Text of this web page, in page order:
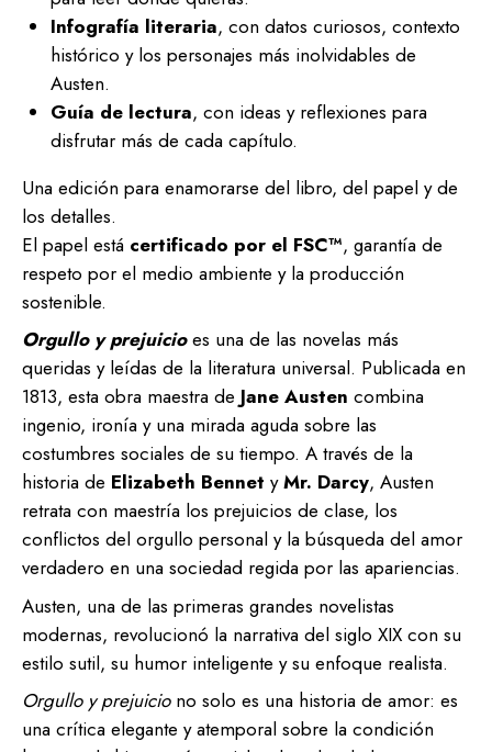
Infografía literaria, con datos curiosos, contexto
histórico y los personajes más inolvidables de
Austen.
Guía de lectura, con ideas y reflexiones para
disfrutar más de cada capítulo.
Una edición para enamorarse del libro, del papel y de
los detalles.
El papel está certificado por el FSC™, garantía de
respeto por el medio ambiente y la producción
sostenible.
Orgullo y prejuicioes una de las novelas más
queridas y leídas de la literatura universal. Publicada en
1813, esta obra maestra de Jane Austen combina
ingenio, ironía y una mirada aguda sobre las
costumbres sociales de su tiempo. A través de la
historia de Elizabeth Bennet yMr. Darcy, Austen
retrata con maestría los prejuicios de clase, los
conflictos del orgullo personal y la búsqueda del amor
verdadero en una sociedad regida por las apariencias.
Austen, una de las primeras grandes novelistas
modernas, revolucionó la narrativa del siglo XIX con su
estilo sutil, su humor inteligente y su enfoque realista.
Orgullo y prejuiciono solo es una historia de amor: es
una crítica elegante y atemporal sobre la condición